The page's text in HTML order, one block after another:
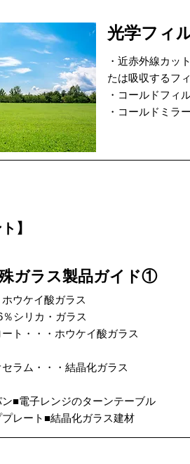
光学フィ
・近赤外線カッ
たは吸収するフ
・コールドフィ
・コールドミラ
】
ガラス製品ガイド①
ウケイ酸ガラス
シリカ・ガラス
ト・・・ホウケイ酸ガラス
ラム・・・結晶化ガラス
■電子レンジのターンテーブル
レート■結晶化ガラス建材